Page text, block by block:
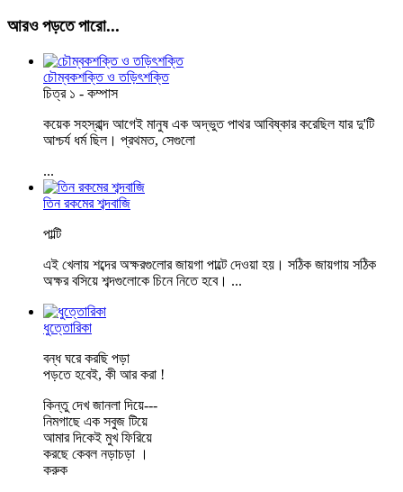
আরও পড়তে পারো...
চৌম্বকশক্তি ও তড়িৎশক্তি
চিত্র ১ - কম্পাস
কয়েক সহস্রাব্দ আগেই মানুষ এক অদ্ভুত পাথর আবিষ্কার করেছিল যার দু'টি
আশ্চর্য ধর্ম ছিল। প্রথমত, সেগুলো
...
তিন রকমের শব্দবাজি
পাল্টি
এই খেলায় শব্দের অক্ষরগুলোর জায়গা পাল্টে দেওয়া হয়। সঠিক জায়গায় সঠিক
অক্ষর বসিয়ে শব্দগুলোকে চিনে নিতে হবে। ...
ধুত্তোরিকা
বন্ধ ঘরে করছি পড়া
পড়তে হবেই, কী আর করা !
কিন্তু দেখ জানলা দিয়ে---
নিমগাছে এক সবুজ টিয়ে
আমার দিকেই মুখ ফিরিয়ে
করছে কেবল নড়াচড়া ।
করুক